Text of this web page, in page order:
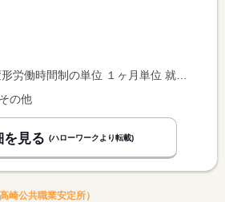
の他
を見る (ハローワークより転載)
崎公共職業安定所）